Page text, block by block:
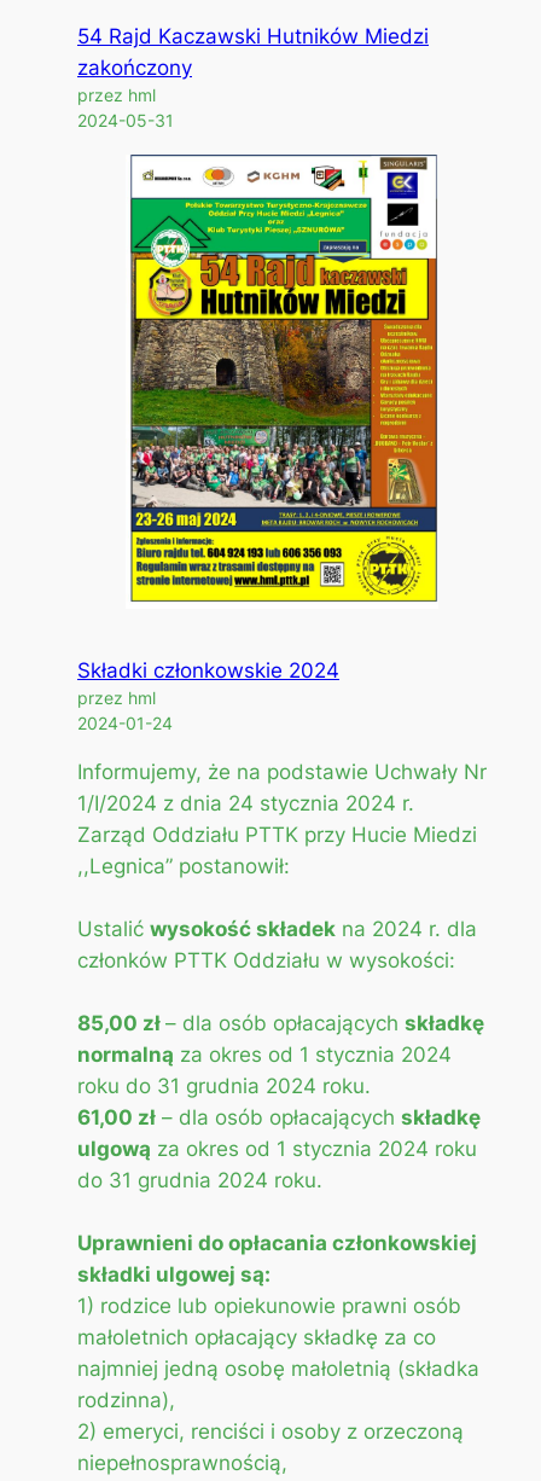
54 Rajd Kaczawski Hutników Miedzi
zakończony
przez hml
2024-05-31
Składki członkowskie 2024
przez hml
2024-01-24
Informujemy, że na podstawie Uchwały Nr
1/I/2024 z dnia 24 stycznia 2024 r.
Zarząd Oddziału PTTK przy Hucie Miedzi
,,Legnica” postanowił:
Ustalić wysokość składek na 2024 r. dla
członków PTTK Oddziału w wysokości:
85,00 zł – dla osób opłacających składkę
normalną za okres od 1 stycznia 2024
roku do 31 grudnia 2024 roku.
61,00 zł – dla osób opłacających składkę
ulgową za okres od 1 stycznia 2024 roku
do 31 grudnia 2024 roku.
Uprawnieni do opłacania członkowskiej
składki ulgowej są:
1) rodzice lub opiekunowie prawni osób
małoletnich opłacający składkę za co
najmniej jedną osobę małoletnią (składka
rodzinna),
2) emeryci, renciści i osoby z orzeczoną
niepełnosprawnością,